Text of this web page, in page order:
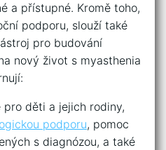
a přístupné. Kromě toho,
podporu, slouží také
pro budování
nový ⁤život s​ myasthenia​
pro děti ⁤a jejich rodiny,
‌podporu, ​pomoc
s diagnózou, a také